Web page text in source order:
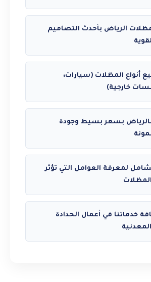
الرياض بأحدث التصاميم
أنواع المظلات (سيارات،
خارجية)
بسعر بسيط وجودة
لمعرفة العوامل التي تؤثر
خدماتنا في أعمال الحدادة